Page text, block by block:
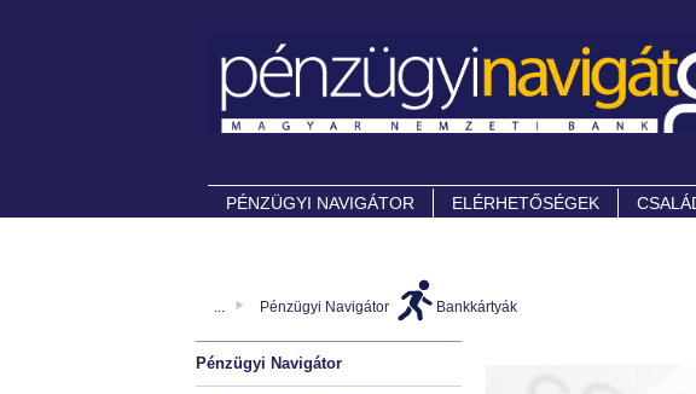
PÉNZÜGYI NAVIGÁTOR ELÉRHETŐSÉGEK
... Pénzügyi Navigátor Bankkártyák
Pénzügyi Navigátor